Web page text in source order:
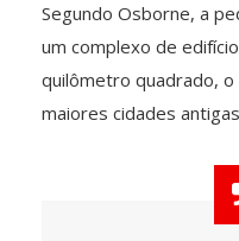
Segundo Osborne, a
um complexo de
quilômetro quadrado,
maiores cidades